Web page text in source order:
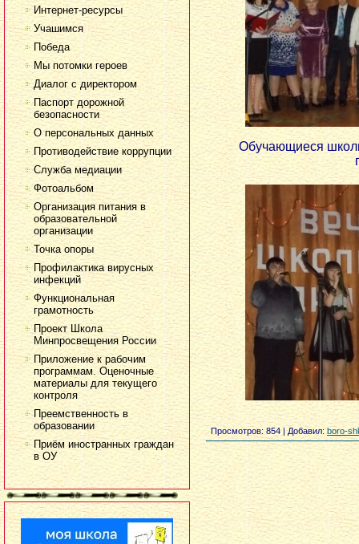
Интернет-ресурсы
Учашимся
Победа
Мы потомки героев
Диалог с директором
Паспорт дорожной
безопасности
О персональных данных
Противодействие коррупции
Служба медиации
Фотоальбом
Организация питания в
образовательной
организации
Точка опоры
Профилактика вирусных
инфекций
Функциональная
грамотность
Проект Школа
Минпросвещения России
Приложение к рабочим
программам. Оценочные
материалы для текущего
контроля
Преемственность в
образовании
Приём иностранных граждан
в ОУ
Обучающиеся
Просмотров: 854 |Добавил: boro-